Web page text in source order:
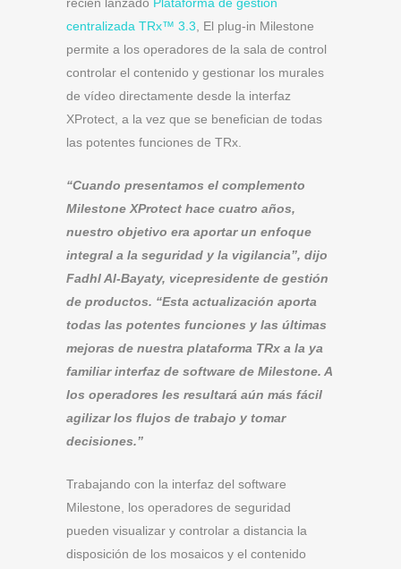
recién lanzado Plataforma de gestión
centralizada TRx™ 3.3, El plug-in Milestone
permite a los operadores de la sala de control
controlar el contenido y gestionar los murales
de vídeo directamente desde la interfaz
XProtect, a la vez que se benefician de todas
las potentes funciones de TRx.
“Cuando presentamos el complemento
Milestone XProtect hace cuatro años,
nuestro objetivo era aportar un enfoque
integral a la seguridad y la vigilancia”, dijo
Fadhl Al-Bayaty, vicepresidente de gestión
de productos. “Esta actualización aporta
todas las potentes funciones y las últimas
mejoras de nuestra plataforma TRx a la ya
familiar interfaz de software de Milestone. A
los operadores les resultará aún más fácil
agilizar los flujos de trabajo y tomar
decisiones.”
Trabajando con la interfaz del software
Milestone, los operadores de seguridad
pueden visualizar y controlar a distancia la
disposición de los mosaicos y el contenido